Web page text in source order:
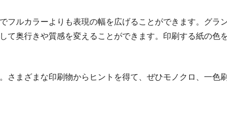
フルカラーよりも表現の幅を広げることができます。グラ
て奥行きや質感を変えることができます。印刷する紙の色
さまざまな印刷物からヒントを得て、ぜひモノクロ、一色